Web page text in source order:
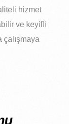
hizmet
ve keyifli
çalışmaya